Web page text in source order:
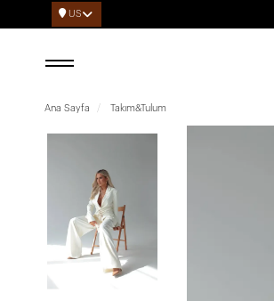
US
Ana Sayfa Takım&Tulum